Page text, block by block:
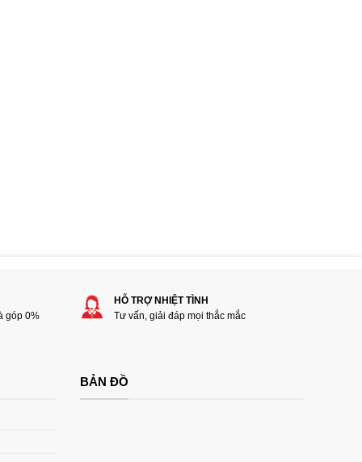
góp 0%
HỖ TRỢ NHIỆT TÌNH
Tư vấn, giải đáp mọi thắc mắc
BẢN ĐỒ